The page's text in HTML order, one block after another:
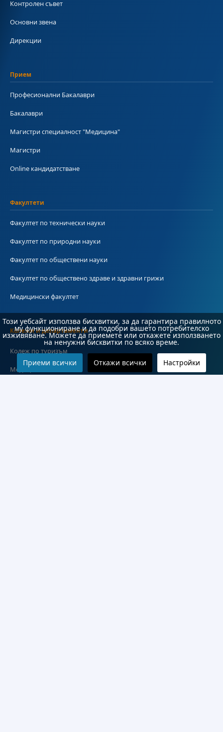
Контролен съвет
Основни звена
Дирекции
Прием
Професионални Бакалаври
Бакалаври
Магистри специалност "Медицина"
Магистри
Online кандидатстване
Факултети
Факултет по технически науки
Факултет по природни науки
Факултет по обществени науки
Факултет по обществено здраве и здравни грижи
Медицински факултет
Колежи и департаменти
Колеж по туризъм
Медицински колеж
Този уебсайт използва бисквитки, за да гарантира правилното
му функциониране и да подобри вашето потребителско
изживяване. Можете да приемете или откажете използването
на ненужни бисквитки по всяко време.
Приеми всички Откажи всички Настройки